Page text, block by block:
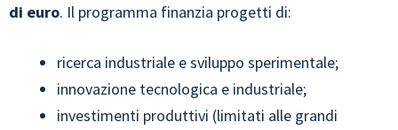
di euro. Il programma finanzia progetti di:
ricerca industriale e sviluppo sperimentale;
innovazione tecnologica e industriale;
investimenti produttivi (limitati alle grandi